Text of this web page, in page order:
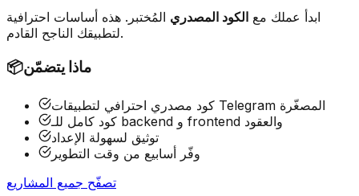
ابدأ عملك مع الكود المصدري المُختبر. هذه أساسات احترافية
لتطبيقك الناجح القادم.
📦ماذا يتضمّن
كود مصدري احترافي لتطبيقات Telegram المصغّرة
كود كامل للـ backend و frontend والعقود
توثيق لسهولة الإعداد
وفّر أسابيع من وقت التطوير
تصفّح جميع المشاريع